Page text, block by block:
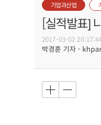
기업과산업
[실적발표]
2017-03-02
박경훈 기자 -